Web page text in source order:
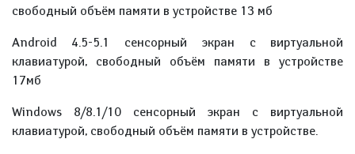
свободный объём памяти в устройстве 13 мб
Android 4.5-5.1 сенсорный экран с виртуальной
клавиатурой, свободный объём памяти в устройстве
17мб
Windows 8/8.1/10 сенсорный экран с виртуальной
клавиатурой, свободный объём памяти в устройстве.